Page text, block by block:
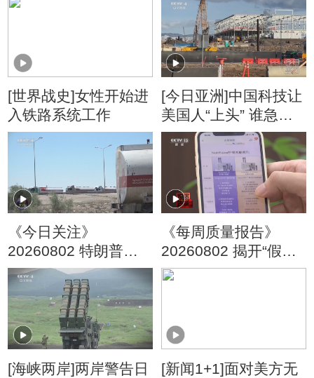
[世界战史]女性开始进
入铁路系统工作
[今日亚洲]中国科技让
美国人“上头” 谁急
了？
《今日关注》
20260802 特朗普叫
停“最大规模”打击 伊
朗称摧毁美军F-35战
机
《每周质量报告》
20260802 揭开“假洋
牌”的真面目
[海峡两岸]两岸警告日
[新闻1+1]面对美方无